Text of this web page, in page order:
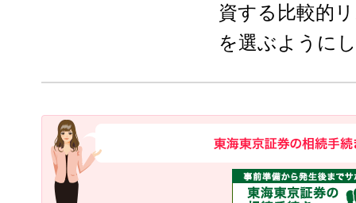
資する比較的
を選ぶように